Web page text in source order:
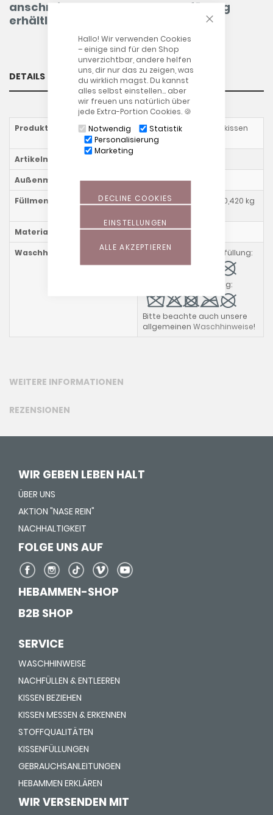
CLOSE
Hallo! Wir verwenden Cookies
– einige sind für den Shop
unverzichtbar, andere helfen
uns, dir nur das zu zeigen, was
du wirklich magst. Du kannst
alles selbst einstellen… aber
wir freuen uns natürlich über
jede Extra-Portion Cookies. 🍪
Notwendig
Statistik
Personalisierung
Marketing
ALLE AKZEPTIEREN
EINSTELLUNGEN
DECLINE COOKIES
anschmiegsamen Rapssamenfüllung
erhältlich.
DETAILS
Produktname
Kirschkern- und Rapskissen
groß
Artikelnummer
Außenmaß
ca. 23 x 26 cm
Füllmenge
0,352 kg Kirschkerne; 0,420 kg
Materialzusammensetzung
100 % Baumwolle
Waschhinweise
Kissen mit Kirschkernfüllung:
Kissen mit Rapsfüllung:
Bitte beachte auch unsere
allgemeinen Waschhinweise!
WEITERE INFORMATIONEN
REZENSIONEN
WIR GEBEN LEBEN HALT
ÜBER UNS
AKTION "NASE REIN"
NACHHALTIGKEIT
FOLGE UNS AUF
HEBAMMEN-SHOP
B2B SHOP
SERVICE
WASCHHINWEISE
NACHFÜLLEN & ENTLEEREN
KISSEN BEZIEHEN
KISSEN MESSEN & ERKENNEN
STOFFQUALITÄTEN
KISSENFÜLLUNGEN
GEBRAUCHSANLEITUNGEN
HEBAMMEN ERKLÄREN
WIR VERSENDEN MIT